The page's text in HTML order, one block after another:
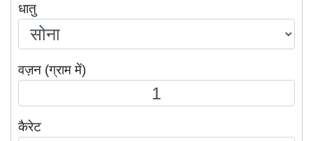
धातु
वज़न (ग्राम में)
कैरेट